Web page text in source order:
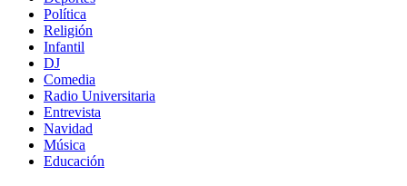
Política
Religión
Infantil
DJ
Comedia
Radio Universitaria
Entrevista
Navidad
Música
Educación